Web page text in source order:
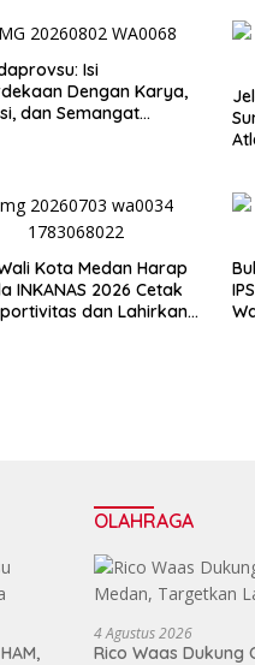
Isi
Dengan Karya,
dan Semangat
Kota Medan Harap
INKANAS 2026 Cetak
dan Lahirkan
OLAHRAGA
4 Agustus 2026
Rico Waas Dukung